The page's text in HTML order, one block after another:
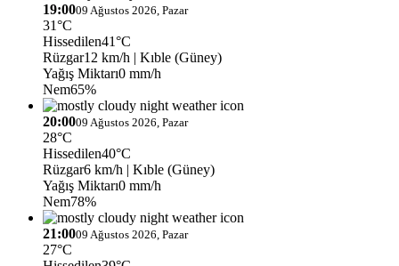
19:0009 Ağustos 2026, Pazar
31°C
Hissedilen41°C
Rüzgar12 km/h | Kıble (Güney)
Yağış Miktarı0 mm/h
Nem65%
20:0009 Ağustos 2026, Pazar
28°C
Hissedilen40°C
Rüzgar6 km/h | Kıble (Güney)
Yağış Miktarı0 mm/h
Nem78%
21:0009 Ağustos 2026, Pazar
27°C